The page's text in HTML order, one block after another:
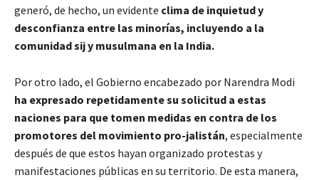
generó, de hecho, un evidente clima de inquietud y
desconfianza entre las minorías, incluyendo a la
comunidad sij y musulmana en la India.
Por otro lado, el Gobierno encabezado por Narendra Modi
ha expresado repetidamente su solicitud a estas
naciones para que tomen medidas en contra de los
promotores del movimiento pro-jalistán, especialmente
después de que estos hayan organizado protestas y
manifestaciones públicas en su territorio. De esta manera,